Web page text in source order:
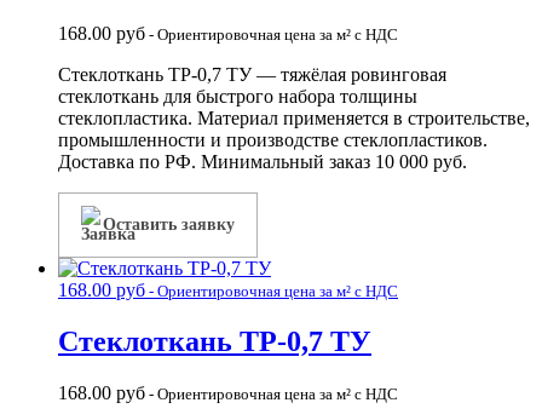
168.00 руб - Ориентировочная цена за м² с НДС
Стеклоткань ТР-0,7 ТУ — тяжёлая ровинговая
стеклоткань для быстрого набора толщины
стеклопластика. Материал применяется в строительстве,
промышленности и производстве стеклопластиков.
Доставка по РФ. Минимальный заказ 10 000 руб.
Оставить заявку
168.00 руб - Ориентировочная цена за м² с НДС
Стеклоткань ТР-0,7 ТУ
168.00 руб - Ориентировочная цена за м² с НДС